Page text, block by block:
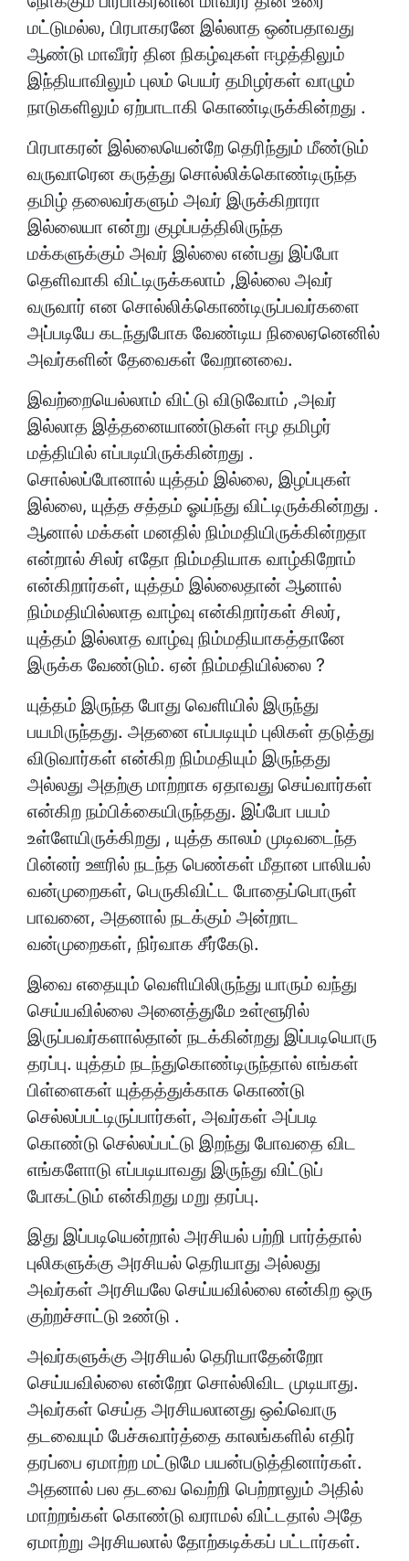
மட்டுமல்ல, பிரபாகரனே இல்லாத ஒன்பதாவது
ஆண்டு மாவீரர் தின நிகழ்வுகள் ஈழத்திலும்
இந்தியாவிலும் புலம் பெயர் தமிழர்கள் வாழும்
நாடுகளிலும் ஏற்பாடாகி கொண்டிருக்கின்றது .
பிரபாகரன் இல்லையென்றே தெரிந்தும் மீண்டும்
வருவாரென கருத்து சொல்லிக்கொண்டிருந்த
தமிழ் தலைவர்களும் அவர் இருக்கிறாரா
இல்லையா என்று குழப்பத்திலிருந்த
மக்களுக்கும் அவர் இல்லை என்பது இப்போ
தெளிவாகி விட்டிருக்கலாம் ,இல்லை அவர்
வருவார் என சொல்லிக்கொண்டிருப்பவர்களை
அப்படியே கடந்துபோக வேண்டிய நிலைஏனெனில்
அவர்களின் தேவைகள் வேறானவை.
இவற்றையெல்லாம் விட்டு விடுவோம் ,அவர்
இல்லாத இத்தனையாண்டுகள் ஈழ தமிழர்
மத்தியில் எப்படியிருக்கின்றது .
சொல்லப்போனால் யுத்தம் இல்லை, இழப்புகள்
இல்லை, யுத்த சத்தம் ஓய்ந்து விட்டிருக்கின்றது .
ஆனால் மக்கள் மனதில் நிம்மதியிருக்கின்றதா
என்றால் சிலர் எதோ நிம்மதியாக வாழ்கிறோம்
என்கிறார்கள், யுத்தம் இல்லைதான் ஆனால்
நிம்மதியில்லாத வாழ்வு என்கிறார்கள் சிலர்,
யுத்தம் இல்லாத வாழ்வு நிம்மதியாகத்தானே
இருக்க வேண்டும். ஏன் நிம்மதியில்லை ?
யுத்தம் இருந்த போது வெளியில் இருந்து
பயமிருந்தது. அதனை எப்படியும் புலிகள் தடுத்து
விடுவார்கள் என்கிற நிம்மதியும் இருந்தது
அல்லது அதற்கு மாற்றாக ஏதாவது செய்வார்கள்
என்கிற நம்பிக்கையிருந்தது. இப்போ பயம்
உள்ளேயிருக்கிறது , யுத்த காலம் முடிவடைந்த
பின்னர் ஊரில் நடந்த பெண்கள் மீதான பாலியல்
வன்முறைகள், பெருகிவிட்ட போதைப்பொருள்
பாவனை, அதனால் நடக்கும் அன்றாட
வன்முறைகள், நிர்வாக சீர்கேடு.
இவை எதையும் வெளியிலிருந்து யாரும் வந்து
செய்யவில்லை அனைத்துமே உள்ளூரில்
இருப்பவர்களால்தான் நடக்கின்றது இப்படியொரு
தரப்பு. யுத்தம் நடந்துகொண்டிருந்தால் எங்கள்
பிள்ளைகள் யுத்தத்துக்காக கொண்டு
செல்லப்பட்டிருப்பார்கள், அவர்கள் அப்படி
கொண்டு செல்லப்பட்டு இறந்து போவதை விட
எங்களோடு எப்படியாவது இருந்து விட்டுப்
போகட்டும் என்கிறது மறு தரப்பு.
இது இப்படியென்றால் அரசியல் பற்றி பார்த்தால்
புலிகளுக்கு அரசியல் தெரியாது அல்லது
அவர்கள் அரசியலே செய்யவில்லை என்கிற ஒரு
குற்றச்சாட்டு உண்டு .
அவர்களுக்கு அரசியல் தெரியாதேன்றோ
செய்யவில்லை என்றோ சொல்லிவிட முடியாது.
அவர்கள் செய்த அரசியலானது ஒவ்வொரு
தடவையும் பேச்சுவார்த்தை காலங்களில் எதிர்
தரப்பை ஏமாற்ற மட்டுமே பயன்படுத்தினார்கள்.
அதனால் பல தடவை வெற்றி பெற்றாலும் அதில்
மாற்றங்கள் கொண்டு வராமல் விட்டதால் அதே
ஏமாற்று அரசியலால் தோற்கடிக்கப் பட்டார்கள்.